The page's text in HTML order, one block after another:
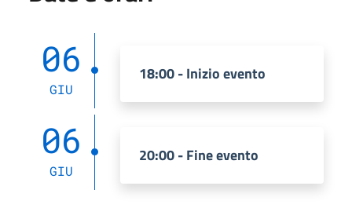
06
GIU
18:00 - Inizio evento
06
GIU
20:00 - Fine evento